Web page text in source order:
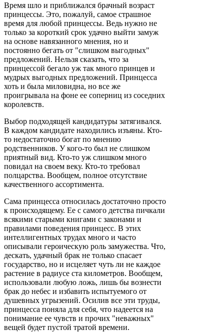
Время шло и приближался брачный возраст
принцессы. Это, пожалуй, самое страшное
время для любой принцессы. Ведь нужно не
только за короткий срок удачно выйти замуж
на основе навязанного мнения, но и
постоянно бегать от "слишком выгодных"
предложений. Нельзя сказать, что за
принцессой бегало уж так много принцев и
мудрых выгодных предложений. Принцесса
хоть и была миловидна, но все же
проигрывала на фоне ее соперниц из соседних
королевств.
Выбор подходящей кандидатуры затягивался.
В каждом кандидате находились изъяны. Кто-
то недостаточно богат по мнению
родственников. У кого-то был не слишком
приятный вид. Кто-то уж слишком много
повидал на своем веку. Кто-то требовал
полцарства. Вообщем, полное отсутствие
качественного ассортимента.
Сама принцесса относилась достаточно просто
к происходящему. Ее с самого детства пичкали
всякими старыми книгами с законами и
правилами поведения принцесс. В этих
интеллигентных трудах много и часто
описывали героическую роль замужества. Что,
дескать, удачный брак не только спасает
государство, но и исцеляет чуть ли не каждое
растение в радиусе ста километров. Вообщем,
использовали любую ложь, лишь бы вознести
брак до небес и избавить испытуемого от
душевных угрызений. Осилив все эти труды,
принцесса поняла для себя, что надеется на
понимание ее чувств и прочих "неважных"
вещей будет пустой тратой времени.